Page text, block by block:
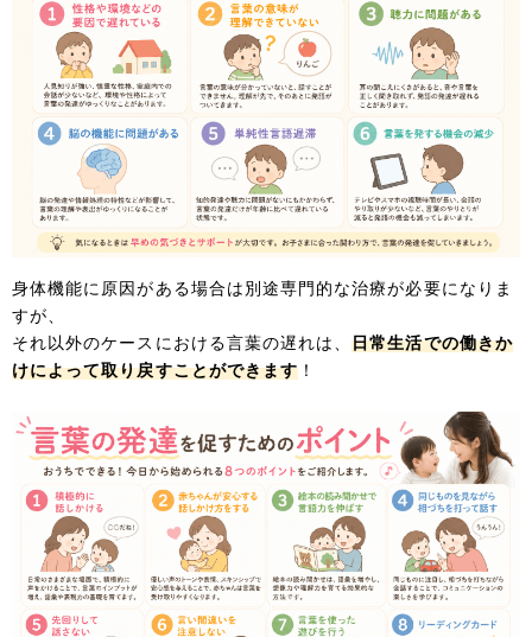
身体機能に原因がある場合は別途専門的な治療が必要になりま
すが、
それ以外のケースにおける言葉の遅れは、日常生活での働きか
けによって取り戻すことができます ！